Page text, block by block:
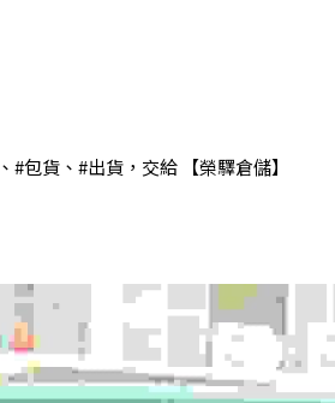
、 #包貨 、 #出貨 ，交給 【榮驛倉儲】